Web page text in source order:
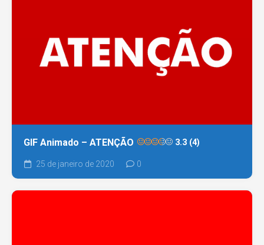
GIF Animado – ATENÇÃO 3.3 (4)
25 de janeiro de 2020 0